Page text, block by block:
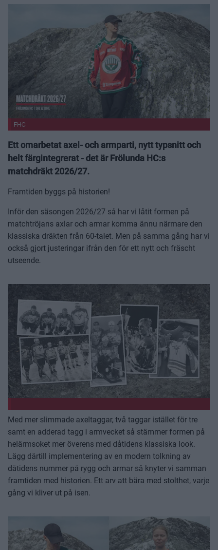
FHC
Ett omarbetat axel- och armparti, nytt typsnitt och
helt färgintegrerat - det är Frölunda HC:s
matchdräkt 2026/27.
Framtiden byggs på historien!
Inför den säsongen 2026/27 så har vi låtit formen på
matchtröjans axlar och armar komma ännu närmare den
klassiska dräkten från 60-talet. Men på samma gång har vi
också gjort justeringar ifrån den för ett nytt och fräscht
utseende.
Med mer slimmade axeltaggar, två taggar istället för tre
samt en adderad tagg i armvecket så stämmer formen på
helärmsoket mer överens med dåtidens klassiska look.
Lägg därtill implementering av en modern tolkning av
dåtidens nummer på rygg och armar så knyter vi samman
framtiden med historien. Ett arv att bära med stolthet, varje
gång vi kliver ut på isen.